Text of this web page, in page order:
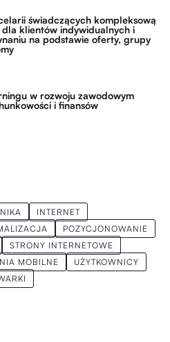
świadczących kompleksową
dla klientów indywidualnych i
na podstawie oferty, grupy
w rozwoju zawodowym
i finansów
INTERNET
POZYCJONOWANIE
STRONY INTERNETOWE
MOBILNE
UŻYTKOWNICY